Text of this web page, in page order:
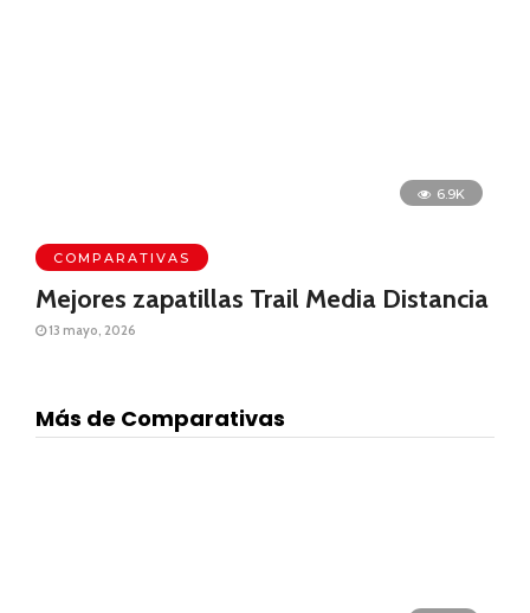
6.9K
COMPARATIVAS
Mejores zapatillas Trail Media Distancia
13 mayo, 2026
Más de Comparativas